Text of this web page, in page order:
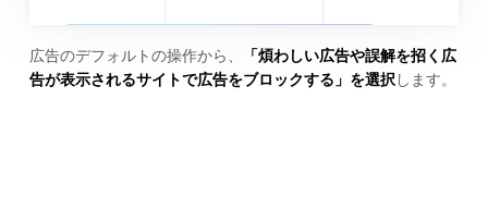
広告のデフォルトの操作から、
「煩わしい広告や誤解を招く広
告が表示されるサイトで広告をブロックする」を選択します。